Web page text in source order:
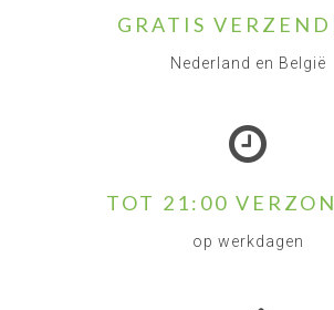
GRATIS
Nederland en België
TOT 21:00
op werkdagen